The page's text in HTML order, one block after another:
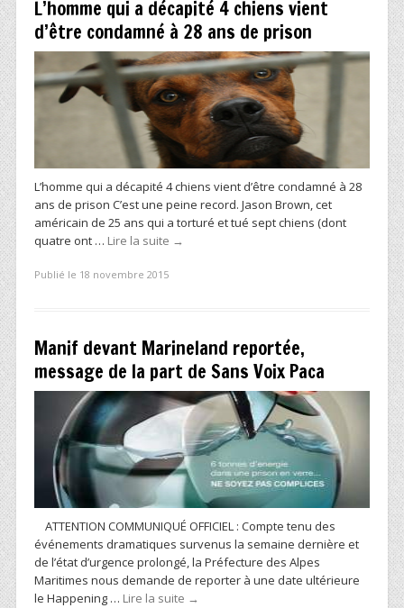
L’homme qui a décapité 4 chiens vient
d’être condamné à 28 ans de prison
L’homme qui a décapité 4 chiens vient d’être condamné à 28
ans de prison C’est une peine record. Jason Brown, cet
américain de 25 ans qui a torturé et tué sept chiens (dont
quatre ont … Lire la suite →
Publié le 18 novembre 2015
Manif devant Marineland reportée,
message de la part de Sans Voix Paca
ATTENTION COMMUNIQUÉ OFFICIEL : Compte tenu des
événements dramatiques survenus la semaine dernière et
de l’état d’urgence prolongé, la Préfecture des Alpes
Maritimes nous demande de reporter à une date ultérieure
le Happening … Lire la suite →